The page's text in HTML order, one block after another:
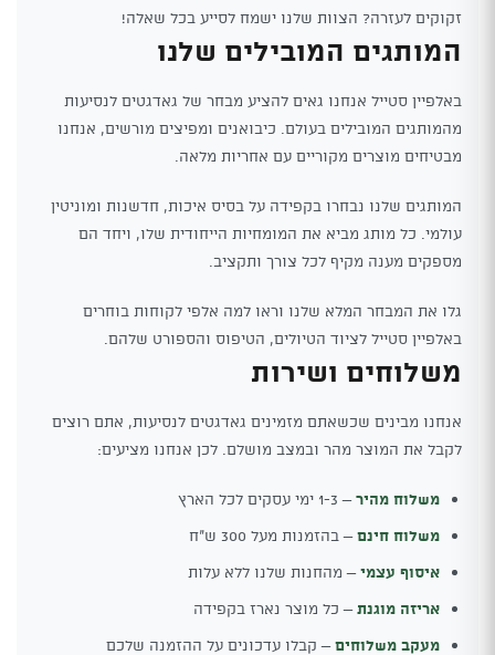
זקוקים לעזרה? הצוות שלנו ישמח לסייע בכל שאלה!
המותגים המובילים שלנו
באלפיין סטייל אנחנו גאים להציע מבחר של גאדגטים לנסיעות
מהמותגים המובילים בעולם. כיבואנים ומפיצים מורשים, אנחנו
מבטיחים מוצרים מקוריים עם אחריות מלאה.
המותגים שלנו נבחרו בקפידה על בסיס איכות, חדשנות ומוניטין
עולמי. כל מותג מביא את המומחיות הייחודית שלו, ויחד הם
מספקים מענה מקיף לכל צורך ותקציב.
גלו את המבחר המלא שלנו וראו למה אלפי לקוחות בוחרים
באלפיין סטייל לציוד הטיולים, הטיפוס והספורט שלהם.
משלוחים ושירות
אנחנו מבינים שכשאתם מזמינים גאדגטים לנסיעות, אתם רוצים
לקבל את המוצר מהר ובמצב מושלם. לכן אנחנו מציעים:
משלוח מהיר– 1-3 ימי עסקים לכל הארץ
משלוח חינם– בהזמנות מעל 300 ש"ח
איסוף עצמי– מהחנות שלנו ללא עלות
אריזה מוגנת– כל מוצר נארז בקפידה
מעקב משלוחים– קבלו עדכונים על ההזמנה שלכם